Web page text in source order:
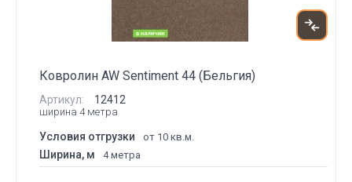
Ковролин AW Sentiment 44 (Бельгия)
Артикул: 12412
ширина 4 метра
Условия отгрузки от 10 кв.м.
Ширина, м 4 метра